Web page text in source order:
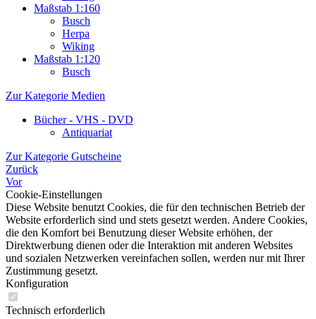
Maßstab 1:160
Busch
Herpa
Wiking
Maßstab 1:120
Busch
Zur Kategorie Medien
Bücher - VHS - DVD
Antiquariat
Zur Kategorie Gutscheine
Zurück
Vor
Cookie-Einstellungen
Diese Website benutzt Cookies, die für den technischen Betrieb der
Website erforderlich sind und stets gesetzt werden. Andere Cookies,
die den Komfort bei Benutzung dieser Website erhöhen, der
Direktwerbung dienen oder die Interaktion mit anderen Websites
und sozialen Netzwerken vereinfachen sollen, werden nur mit Ihrer
Zustimmung gesetzt.
Konfiguration
Technisch erforderlich